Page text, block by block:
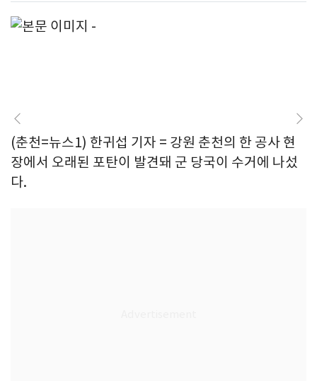
(춘천=뉴스1) 한귀섭 기자 = 강원 춘천의 한 공사 현
장에서 오래된 포탄이 발견돼 군 당국이 수거에 나섰
다.